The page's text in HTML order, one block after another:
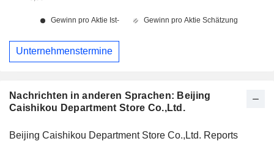
Nachrichten in anderen Sprachen: Beijing
Caishikou Department Store Co.,Ltd.
Beijing Caishikou Department Store Co.,Ltd. Reports
Unternehmenstermine